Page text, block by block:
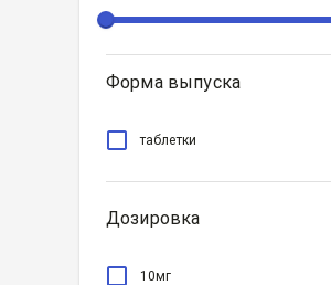
Форма выпуска
таблетки
Дозировка
10мг